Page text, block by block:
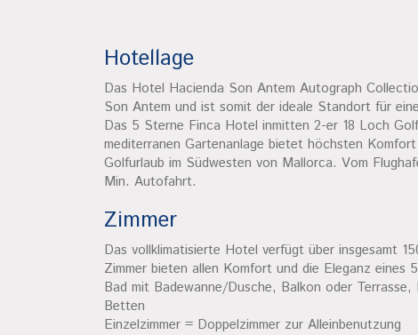
Hotellage
Das Hotel Hacienda Son Antem Autograph
Son Antem und ist somit der ideale Standort für
Das 5 Sterne Finca Hotel inmitten 2-er 18 Loch
mediterranen Gartenanlage bietet höchsten
Golfurlaub im Südwesten von Mallorca. Vom
Min. Autofahrt.
Zimmer
Das vollklimatisierte Hotel verfügt über insgesamt
Zimmer bieten allen Komfort und die Eleganz eines
Bad mit Badewanne/Dusche, Balkon oder Terrasse,
Betten
Einzelzimmer = Doppelzimmer zur Alleinbenutzung